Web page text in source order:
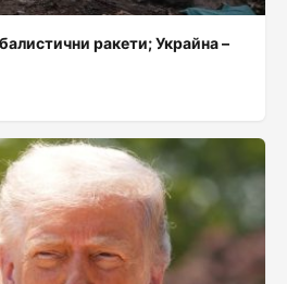
ракети; Украйна –